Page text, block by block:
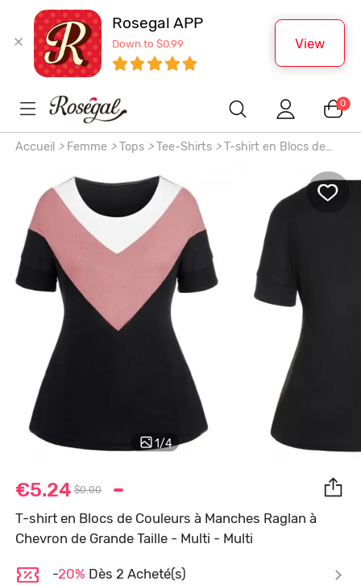
Rosegal APP
Down to $0.99 View
0
Accueil > Femme > Tops > Tee-Shirts >T-shirt en Blocs de
1/4
€5.24 $0.00
T-shirt en Blocs de Couleurs à Manches Raglan à
Chevron de Grande Taille - Multi - Multi
-20% Dès 2 Acheté(s)